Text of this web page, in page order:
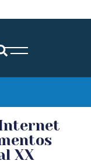
XX